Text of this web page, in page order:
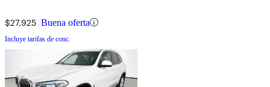
$27,925 Buena oferta
Incluye tarifas de conc.